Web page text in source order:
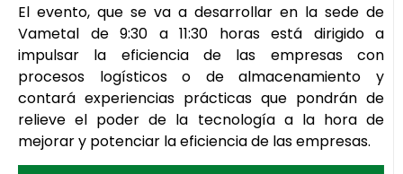
El evento, que se va a desarrollar en la sede de
Vametal de 9:30 a 11:30 horas está dirigido a
impulsar la eficiencia de las empresas con
procesos logísticos o de almacenamiento y
contará experiencias prácticas que pondrán de
relieve el poder de la tecnología a la hora de
mejorar y potenciar la eficiencia de las empresas.